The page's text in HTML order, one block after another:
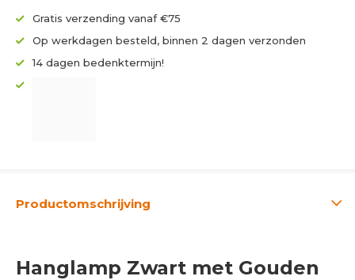
Gratis verzending vanaf €75
Op werkdagen besteld, binnen 2 dagen verzonden
14 dagen bedenktermijn!
Productomschrijving
Hanglamp Zwart met Gouden